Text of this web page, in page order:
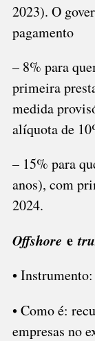
2023). O
pagamento
– 8% para
primeira
medida
alíquota de
– 15% para
anos), com
2024.
Offshore e
•
• Como é:
empresas no